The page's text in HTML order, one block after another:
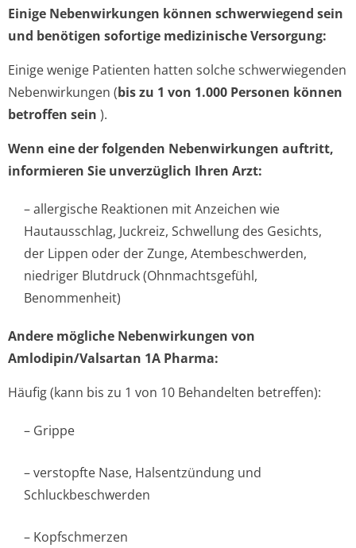
Einige Nebenwirkungen können schwerwiegend sein
und benötigen sofortige medizinische Versorgung:
Einige wenige Patienten hatten solche schwerwiegenden
Nebenwirkungen (bis zu 1 von 1.000 Personen können
betroffen sein ).
Wenn eine der folgenden Nebenwirkungen auftritt,
informieren Sie unverzüglich Ihren Arzt:
– allergische Reaktionen mit Anzeichen wie
Hautausschlag, Juckreiz, Schwellung des Gesichts,
der Lippen oder der Zunge, Atembeschwerden,
niedriger Blutdruck (Ohnmachtsgefühl,
Benommenheit)
Andere mögliche Nebenwirkungen von
Amlodipin/Valsartan 1A Pharma:
Häufig (kann bis zu 1 von 10 Behandelten betreffen):
– Grippe
– verstopfte Nase, Halsentzündung und
Schluckbeschwerden
– Kopfschmerzen